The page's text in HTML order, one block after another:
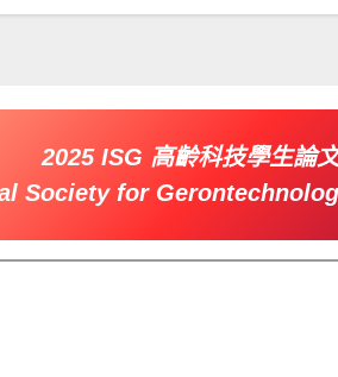
2025 ISG 高齡科技學生論
Society for